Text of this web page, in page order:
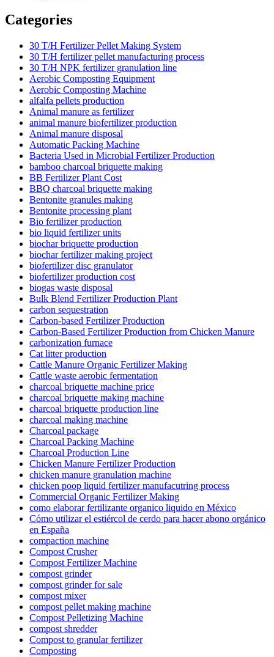
Categories
30 T/H Fertilizer Pellet Making System
30 T/H fertilizer pellet manufacturing process
30 T/H NPK fertilizer granulation line
Aerobic Composting Equipment
Aerobic Composting Machine
alfalfa pellets production
Animal manure as fertilizer
animal manure biofertilizer production
Animal manure disposal
Automatic Packing Machine
Bacteria Used in Microbial Fertilizer Production
bamboo charcoal briquette making
BB Fertilizer Plant Cost
BBQ charcoal briquette making
Bentonite granules making
Bentonite processing plant
Bio fertilizer production
bio liquid fertilizer units
biochar briquette production
biochar fertilizer making project
biofertilizer disc granulator
biofertilizer production cost
biogas waste disposal
Bulk Blend Fertilizer Production Plant
carbon sequestration
Carbon-based Fertilizer Production
Carbon-Based Fertilizer Production from Chicken Manure
carbonization furnace
Cat litter production
Cattle Manure Organic Fertilizer Making
Cattle waste aerobic fermentation
charcoal briquette machine price
charcoal briquette making machine
charcoal briquette production line
charcoal making machine
Charcoal package
Charcoal Packing Machine
Charcoal Production Line
Chicken Manure Fertilizer Production
chicken manure granulation machine
chicken poop liquid fertilizer manufacutring process
Commercial Organic Fertilizer Making
como elaborar fertilizante organico liquido en México
Cómo utilizar el estiércol de cerdo para hacer abono orgánico
en España
compaction machine
Compost Crusher
Compost Fertilizer Machine
compost grinder
compost grinder for sale
compost mixer
compost pellet making machine
Compost Pelletizing Machine
compost shredder
Compost to granular fertilizer
Composting